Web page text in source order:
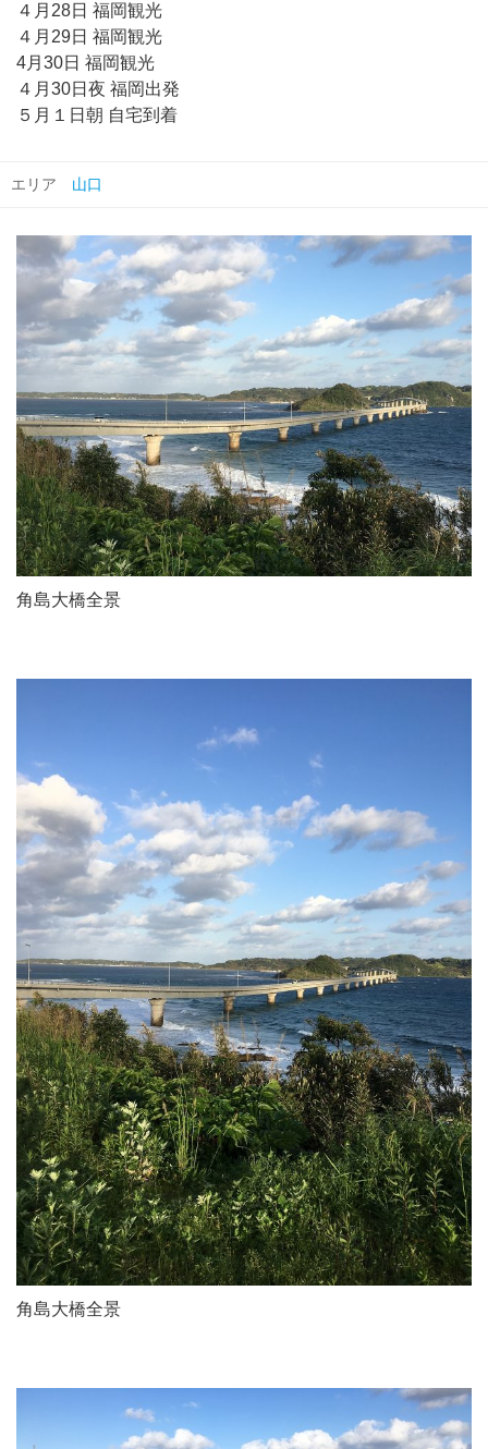
４月28日 福岡観光
４月29日 福岡観光
4月30日 福岡観光
４月30日夜 福岡出発
５月１日朝 自宅到着
エリア 山口
角島大橋全景
角島大橋全景